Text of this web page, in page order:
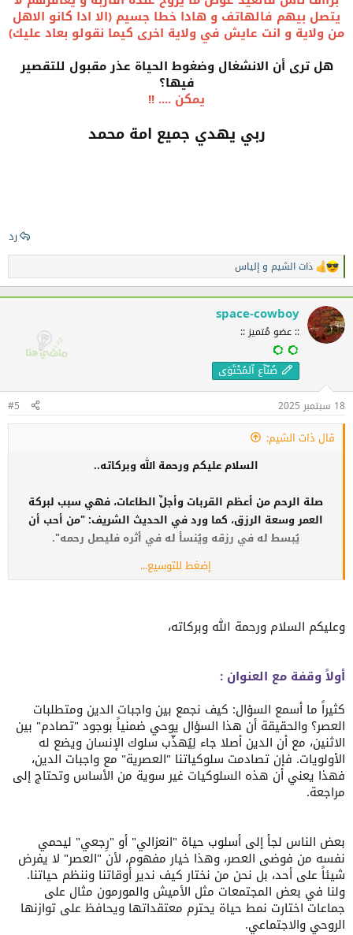
يتصل بيهم فالهاتف و هادا خطا جسيم (الا ادا كانو الاهل
من ولاية و انت عايش في ولاية اخرى كيما نقولو بعاد عليك)
هل ترى أن الانشغال وضغوط الحياة عذر مقبول للتقصير
فيها؟
يمكن .... !!
ربي يهدي جميع امة محمد
رد
ا
ل
ت
ف
ا
ع
ذات الشيم و إلياس
space-cowboy
:: عضو مُتميز ::
صُنّآع آلمُحْتَوَى
18 سبتمبر 2025 #5
قال ذات الشيم:
السلام عليكم ورحمة الله وبركاته..
صلة الرحم من أعظم القربات وأجلِّ الطاعات، فهي سبب لبركة
العمر وسعة الرزق، كما ورد في الحديث الشريف: "من أحب أن
يُبسط له في رزقه ويُنسأ له في أثره فليصل رحمه".
لكن المؤسف أننا نرى اليوم فتوراً واضحاً في العلاقات العائلية،
صارت الرسالة أو المكالمة الهاتفية تُحسب صلة، مع أن الصلة
ما هي أبرز أسباب ضعف صلة الرحم في زماننا؟
هل ترى أن الانشغال وضغوط الحياة عذر مقبول للتقصير فيها؟
كيف يمكننا إحياء هذه القيمة العظيمة في أسرنا ومجتمعاتنا؟
✿ لنفتح قلوبنا ونكتب تجاربنا، فقد يكون في كلمة منك تذكرة
تعيد إنساناً إلى جادة الصواب.
إضغط للتوسيع...
وعليكم السلام ورحمة الله وبركاته،
أولاً وقفة مع العنوان :
كثيراً ما أسمع السؤال: كيف نجمع بين واجبات الدين ومتطلبات
العصر؟ والحقيقة أن هذا السؤال يوحي ضمنياً بوجود "تصادم" بين
الاثنين، مع أن الدين أصلا جاء لِيُهذّب سلوك الإنسان ويضع له
الأولويات. فإن تصادمت سلوكياتنا "العصرية" مع واجبات الدين،
فهذا يعني أن هذه السلوكيات غير سوية من الأساس وتحتاج إلى
مراجعة.
بعض الناس لجأ إلى أسلوب حياة "انعزالي" أو "رِجعي" ليحمي
نفسه من فوضى العصر، وهذا خيار مفهوم، لأن "العصر" لا يفرض
شيئاً على أحد، بل نحن من نختار كيف ندير أوقاتنا وننظم حياتنا.
ولنا في بعض المجتمعات مثل الأميش والمورمون مثال على
جماعات اختارت نمط حياة يحترم معتقداتها ويحافظ على توازنها
الروحي والاجتماعي.